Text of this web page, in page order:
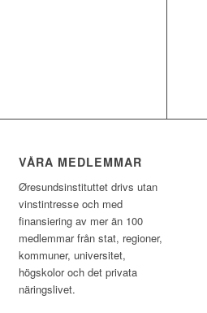
VÅRA MEDLEMMAR
Øresundsinstituttet drivs utan
vinst­intresse och med
finansiering av mer än 100
medlemmar från stat, regioner,
kommuner, universitet,
högskolor och det privata
näringslivet.